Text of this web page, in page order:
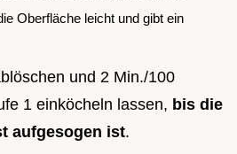
Oberfläche leicht und gibt ein
und 2 Min./100
1 einköcheln lassen, bis die
aufgesogen ist.